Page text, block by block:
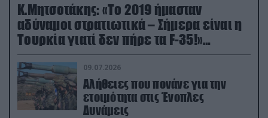
Κ.Μητσοτάκης: «Το 2019 ήμασταν
αδύναμοι στρατιωτικά – Σήμερα είναι η
Τουρκία γιατί δεν πήρε τα F-35!»
(βίντεο)
09.07.2026
Αλήθειες που πονάνε για την
ετοιμότητα στις Ένοπλες
Δυνάμεις